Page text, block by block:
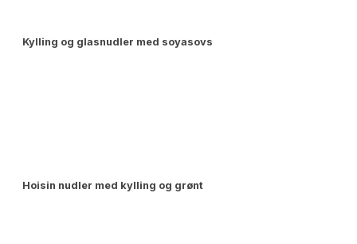
Kylling og glasnudler med soyasovs
Hoisin nudler med kylling og grønt